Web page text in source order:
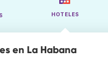
HOTELES
en La Habana